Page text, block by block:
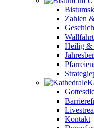
Zahlen
Heilig &
Kontakt